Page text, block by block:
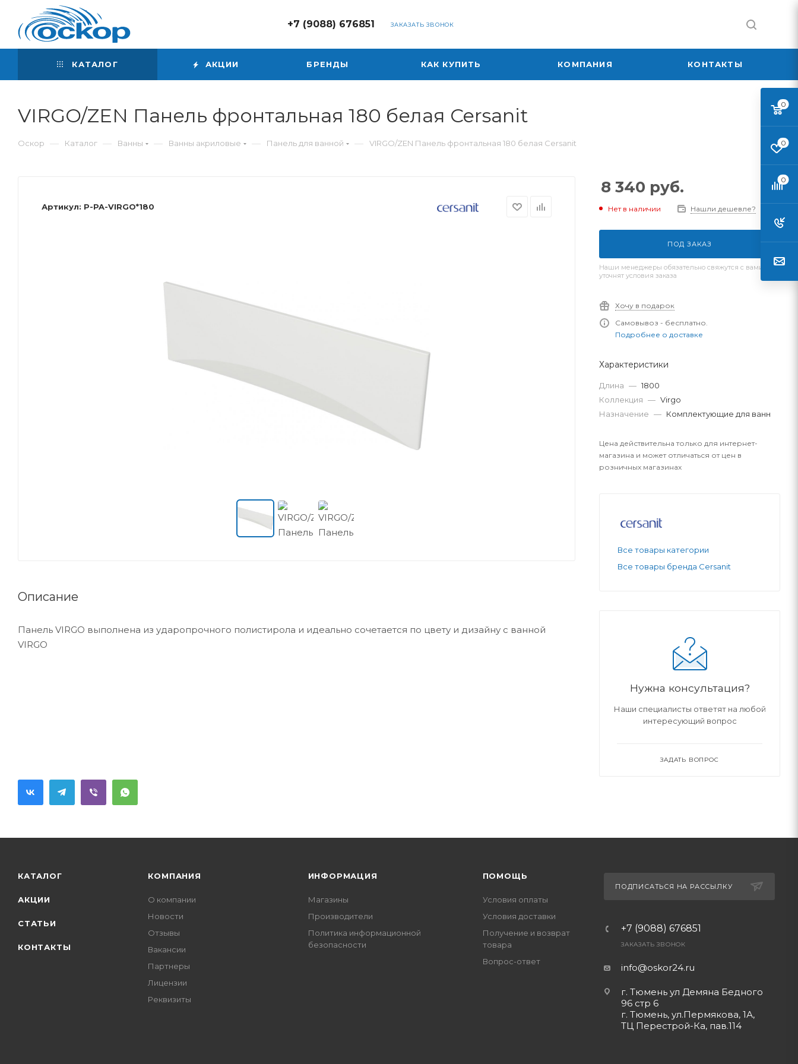
+7 (9088) 676851 ЗАКАЗАТЬ ЗВОНОК
КАТАЛОГ АКЦИИ БРЕНДЫ КАК КУПИТЬ КОМПАНИЯ КОНТАКТЫ
VIRGO/ZEN Панель фронтальная 180 белая Cersanit
Оскор — Каталог — Ванны — Ванны акриловые — Панель для ванной — VIRGO/ZEN Панель фронтальная 180 белая Cersanit
Артикул: P-PA-VIRGO*180
Описание
Панель VIRGO выполнена из ударопрочного полистирола и идеально сочетается по цвету и дизайну с ванной
VIRGO
8 340 руб.
Нет в наличии Нашли дешевле?
ПОД ЗАКАЗ
Наши менеджеры обязательно свяжутся с вами и
уточнят условия заказа
Хочу в подарок
Самовывоз - бесплатно.
Подробнее о доставке
Характеристики
Длина — 1800
Коллекция — Virgo
Назначение — Комплектующие для ванн
Цена действительна только для интернет-
магазина и может отличаться от цен в
розничных магазинах
Все товары категории
Все товары бренда Cersanit
Нужна консультация?
Наши специалисты ответят на любой
интересующий вопрос
ЗАДАТЬ ВОПРОС
КАТАЛОГ
АКЦИИ
СТАТЬИ
КОНТАКТЫ
КОМПАНИЯ
О компании
Новости
Отзывы
Вакансии
Партнеры
Лицензии
Реквизиты
ИНФОРМАЦИЯ
Магазины
Производители
Политика информационной
безопасности
ПОМОЩЬ
Условия оплаты
Условия доставки
Получение и возврат
товара
Вопрос-ответ
ПОДПИСАТЬСЯ НА РАССЫЛКУ
+7 (9088) 676851
ЗАКАЗАТЬ ЗВОНОК
info@oskor24.ru
г. Тюмень ул Демяна Бедного
96 стр 6
г. Тюмень, ул.Пермякова, 1А,
ТЦ Перестрой-Ка, пав.114
0
0
0